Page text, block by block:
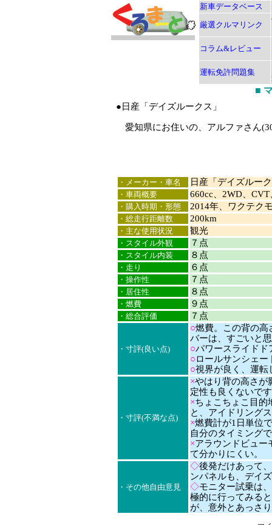
新車データベース
厳選クルマリンク
コラム&レビュー
運転免許問題集
■
●日産「デイズルークス」
愛知県にお住いの、アルファさん
・メーカー・車名 日産「デイズルー
・車両概要 660cc、2WD、
・購入時期・形態 2014年、ワクテク
・総走行距離数 200km
・主な使用状況 観光
・スタイル外観 ７点
・スタイル内装 ８点
・走り ６点
・操作性 ７点
・居住性 ８点
・燃費 ９点
・総合評価 ７点
・寸評(良い点)
○燃費。この背の高
バーは、すごいと
○パワースライドド
○ロールサンシェ
○視界が良く、運転
・寸評(不満な点)
×やはり背の高さが
定性も良くないで
×ちょこちょこ目的
と、アイドリング
×燃費計が1日単位
自分のタイミング
×アラウンドビュー
て分かりにくい。
・その他自由意見
◇後発だけあって
ンパネルも、デイ
◇モニター試乗は
極的に行ってみる
が、意外とあっさ